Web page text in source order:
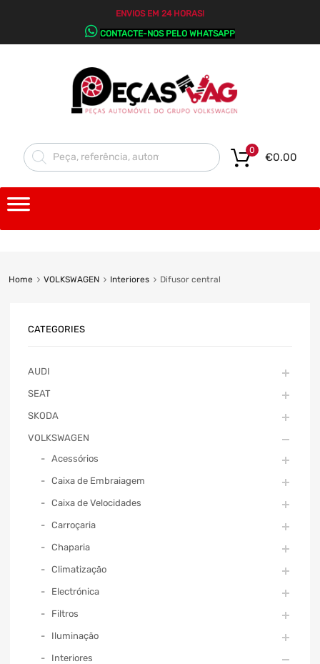
ENVIOS EM 24 HORAS!
CONTACTE-NOS PELO WHATSAPP
€0.00
0
Home VOLKSWAGEN Interiores Difusor central
CATEGORIES
AUDI
SEAT
SKODA
VOLKSWAGEN
Acessórios
Caixa de Embraiagem
Caixa de Velocidades
Carroçaria
Chaparia
Climatização
Electrónica
Filtros
Iluminação
Interiores